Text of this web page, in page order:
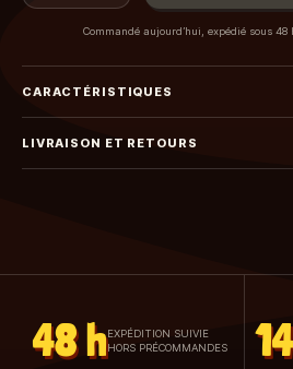
Commandé aujourd’hui, expédié sous 48
CARACTÉRISTIQUES
LIVRAISON ET RETOURS
48 hEXPÉDITION SUIVIE
HORS PRÉCOMMANDES